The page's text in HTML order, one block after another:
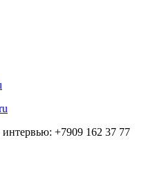
интервью: +7909 162 37 77